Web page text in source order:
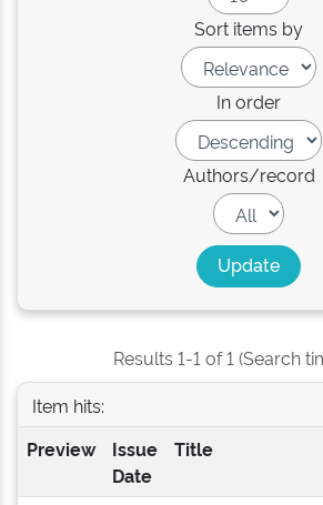
Sort items by
In order
Authors/record
Results 1-1 of 1 (Search
Item hits:
Preview
Issue
Date
Title